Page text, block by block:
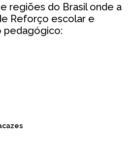
regiões do Brasil onde a
Reforço escolar e
pedagógico: